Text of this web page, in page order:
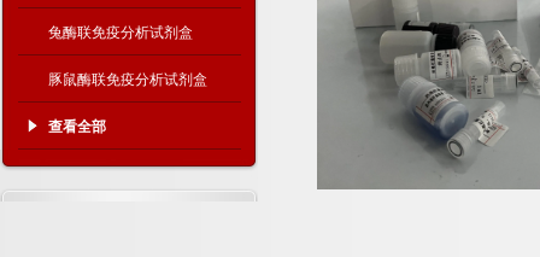
兔酶联免疫分析试剂盒
豚鼠酶联免疫分析试剂盒
查看全部